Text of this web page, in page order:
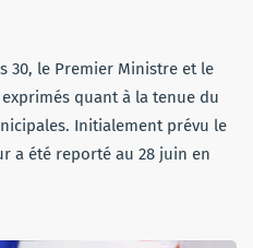
30, le Premier Ministre et le
quant à la tenue du
Initialement prévu le
a été reporté au 28 juin en